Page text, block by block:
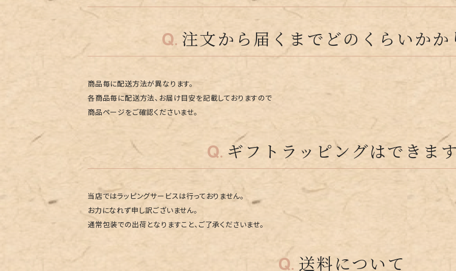
注文から届くまでどのくらいかか
商品毎に配送方法が異なります。
各商品毎に配送方法、お届け目安を記載しておりますので
商品ページをご確認くださいませ。
ギフトラッピングはできま
当店ではラッピングサービスは行っておりません。
お力になれず申し訳ございません。
通常包装での出荷となりますこと、ご了承くださいませ。
送料について